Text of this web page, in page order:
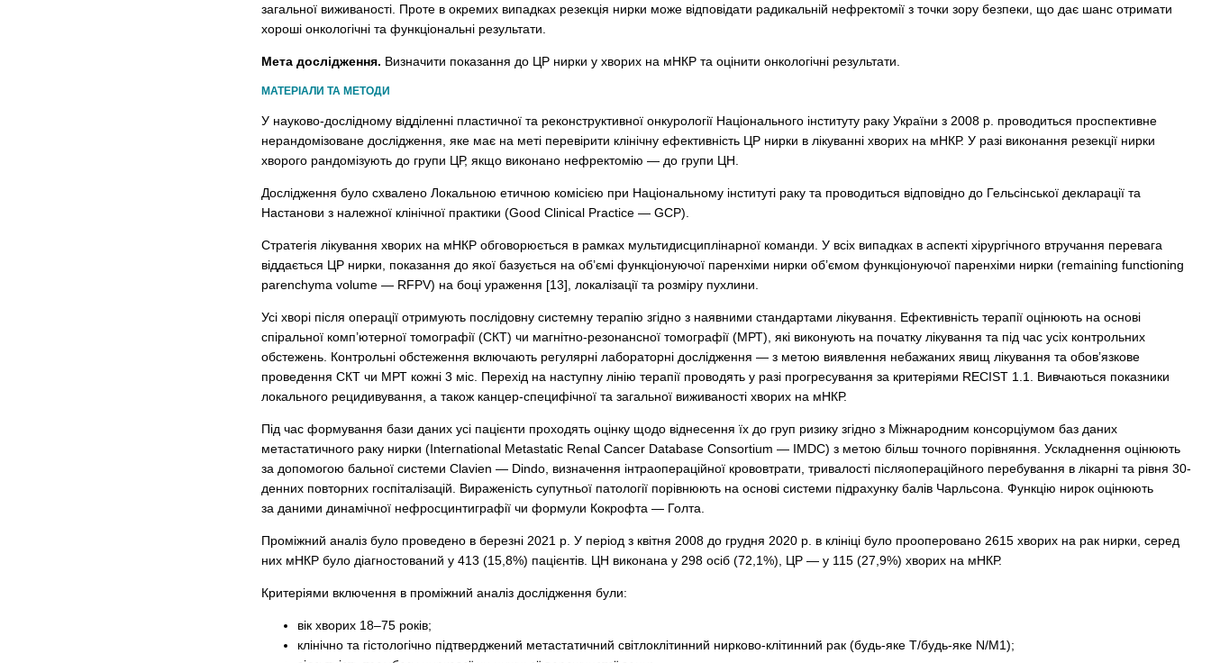
загальної виживаності. Проте в окремих випадках резекція нирки може відповідати радикальній нефректомії з точки зору безпеки, що дає шанс отримати
хороші онкологічні та функціональні результати.
Мета дослідження. Визначити показання до ЦР нирки у хворих на мНКР та оцінити онкологічні результати.
МАТЕРІАЛИ ТА МЕТОДИ
У науково-дослідному відділенні пластичної та реконструктивної онкурології Національного інституту раку України з 2008 р. проводиться проспективне
нерандомізоване дослідження, яке має на меті перевірити клінічну ефективність ЦР нирки в лікуванні хворих на мНКР. У разі виконання резекції нирки
хворого рандомізують до групи ЦР, якщо виконано нефректомію — до групи ЦН.
Дослідження було схвалено Локальною етичною комісією при Національному інституті раку та проводиться відповідно до Гельсінської декларації та
Настанови з належної клінічної практики (Good Clinical Practice — GCP).
Стратегія лікування хворих на мНКР обговорюється в рамках мультидисциплінарної команди. У всіх випадках в аспекті хірургічного втручання перевага
віддається ЦР нирки, показання до якої базується на об’ємі функціонуючої паренхіми нирки об’ємом функціонуючої паренхіми нирки (remaining functioning
parenchyma volume — RFPV) на боці ураження [13], локалізації та розміру пухлини.
Усі хворі після операції отримують послідовну системну терапію згідно з наявними стандартами лікування. Ефективність терапії оцінюють на основі
спіральної комп’ютерної томографії (СКТ) чи магнітно-резонансної томографії (МРТ), які виконують на початку лікування та під час усіх контрольних
обстежень. Контрольні обстеження включають регулярні лабораторні дослідження — з метою виявлення небажаних явищ лікування та обов’язкове
проведення СКТ чи МРТ кожні 3 міс. Перехід на наступну лінію терапії проводять у разі прогресування за критеріями RECIST 1.1. Вивчаються показники
локального рецидивування, а також канцер-специфічної та загальної виживаності хворих на мНКР.
Під час формування бази даних усі пацієнти проходять оцінку щодо віднесення їх до груп ризику згідно з Міжнародним консорціумом баз даних
метастатичного раку нирки (International Metastatic Renal Cancer Database Consortium — IMDC) з метою більш точного порівняння. Ускладнення оцінюють
за допомогою бальної системи Clavien — Dindo, визначення інтраопераційної крововтрати, тривалості післяопераційного перебування в лікарні та рівня 30-
денних повторних госпіталізацій. Вираженість супутньої патології порівнюють на основі системи підрахунку балів Чарльсона. Функцію нирок оцінюють
за даними динамічної нефросцинтиграфії чи формули Кокрофта — Голта.
Проміжний аналіз було проведено в березні 2021 р. У період з квітня 2008 до грудня 2020 р. в клініці було прооперовано 2615 хворих на рак нирки, серед
них мНКР було діагностований у 413 (15,8%) пацієнтів. ЦН виконана у 298 осіб (72,1%), ЦР — у 115 (27,9%) хворих на мНКР.
Критеріями включення в проміжний аналіз дослідження були:
вік хворих 18–75 років;
клінічно та гістологічно підтверджений метастатичний світлоклітинний нирково-клітинний рак (будь-яке Т/будь-яке N/M1);